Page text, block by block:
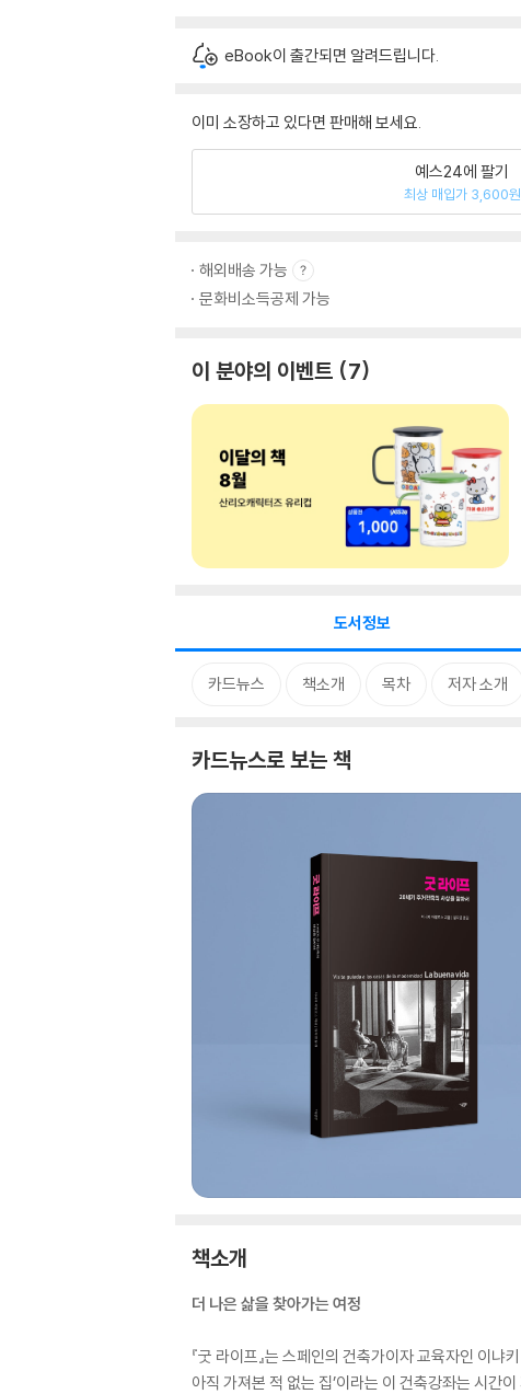
eBook이 출간되면 알려드립니다.
이미 소장하고 있다면 판매해 보세요.
예스24에 팔기
최상 매입가 3,600원
해외배송 가능
문화비소득공제 가능
이 분야의 이벤트 7
도서정보
카드뉴스 책소개 목차 저자 소개
카드뉴스로 보는 책
책소개
더 나은 삶을 찾아가는 여정
『굿 라이프』는 스페인의 건축가이자 교육자인 이
아직 가져본 적 없는 집’이라는 이 건축강좌는 시